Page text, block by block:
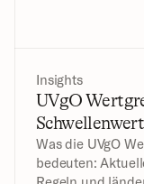
Insights
UVgO
Was die UVgO
bedeuten: